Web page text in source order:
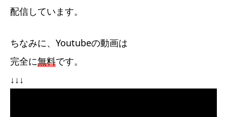
配信しています。
ちなみに、Youtubeの動画は
完全に無料です。
↓↓↓